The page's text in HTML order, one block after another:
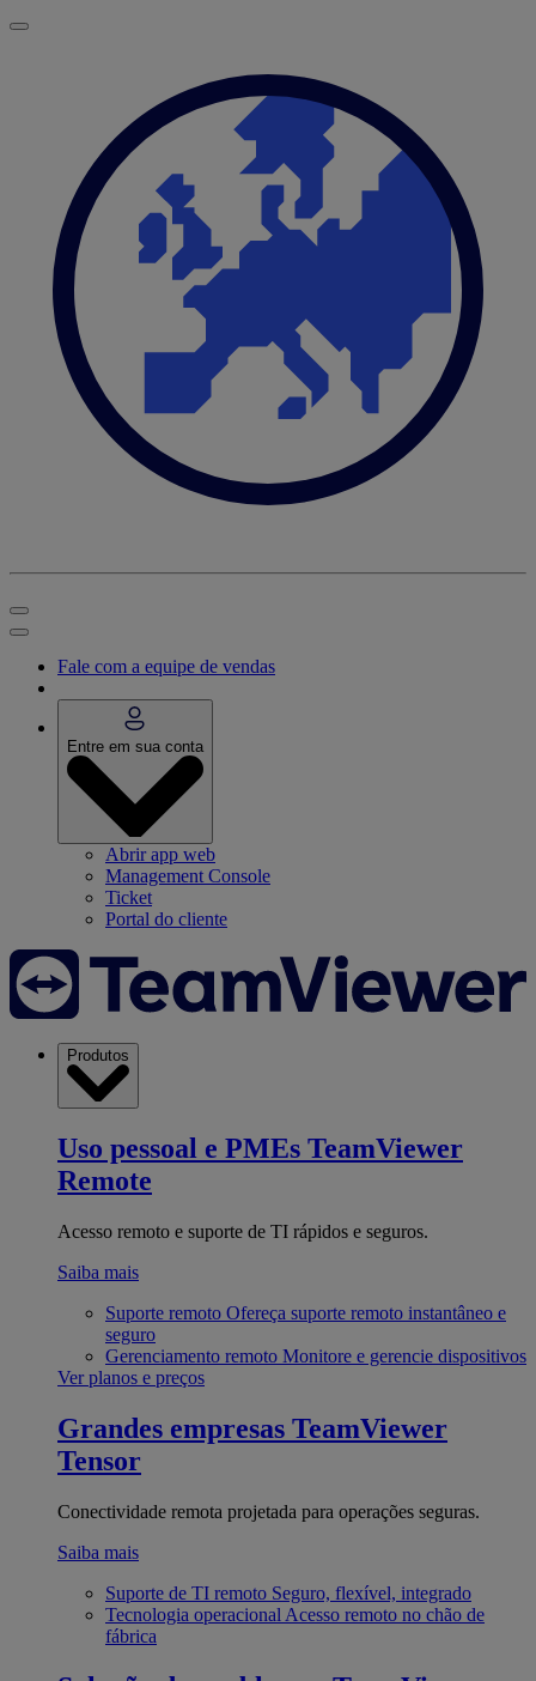
Fale com a equipe de vendas
Entre em sua conta
Abrir app web
Management Console
Ticket
Portal do cliente
Produtos
Uso pessoal e PMEs TeamViewer
Remote
Acesso remoto e suporte de TI rápidos e seguros.
Saiba mais
Suporte remoto Ofereça suporte remoto instantâneo e
seguro
Gerenciamento remoto Monitore e gerencie dispositivos
Ver planos e preços
Grandes empresas TeamViewer
Tensor
Conectividade remota projetada para operações seguras.
Saiba mais
Suporte de TI remoto Seguro, flexível, integrado
Tecnologia operacional Acesso remoto no chão de
fábrica